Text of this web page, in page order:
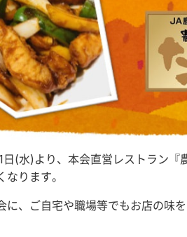
日(水) より、本会直営レストラン『
なります。
に、ご自宅や職場等でもお店の味を